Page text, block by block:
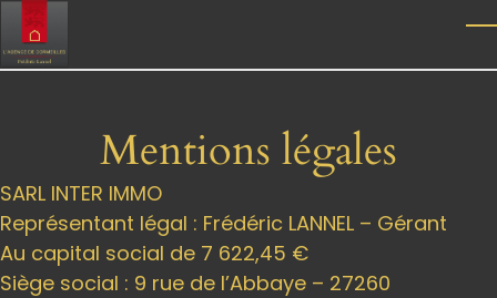
Skip to main content
Mentions légales
SARL INTER IMMO
Représentant légal : Frédéric LANNEL – Gérant
Au capital social de 7 622,45 €
Siège social : 9 rue de l’Abbaye – 27260